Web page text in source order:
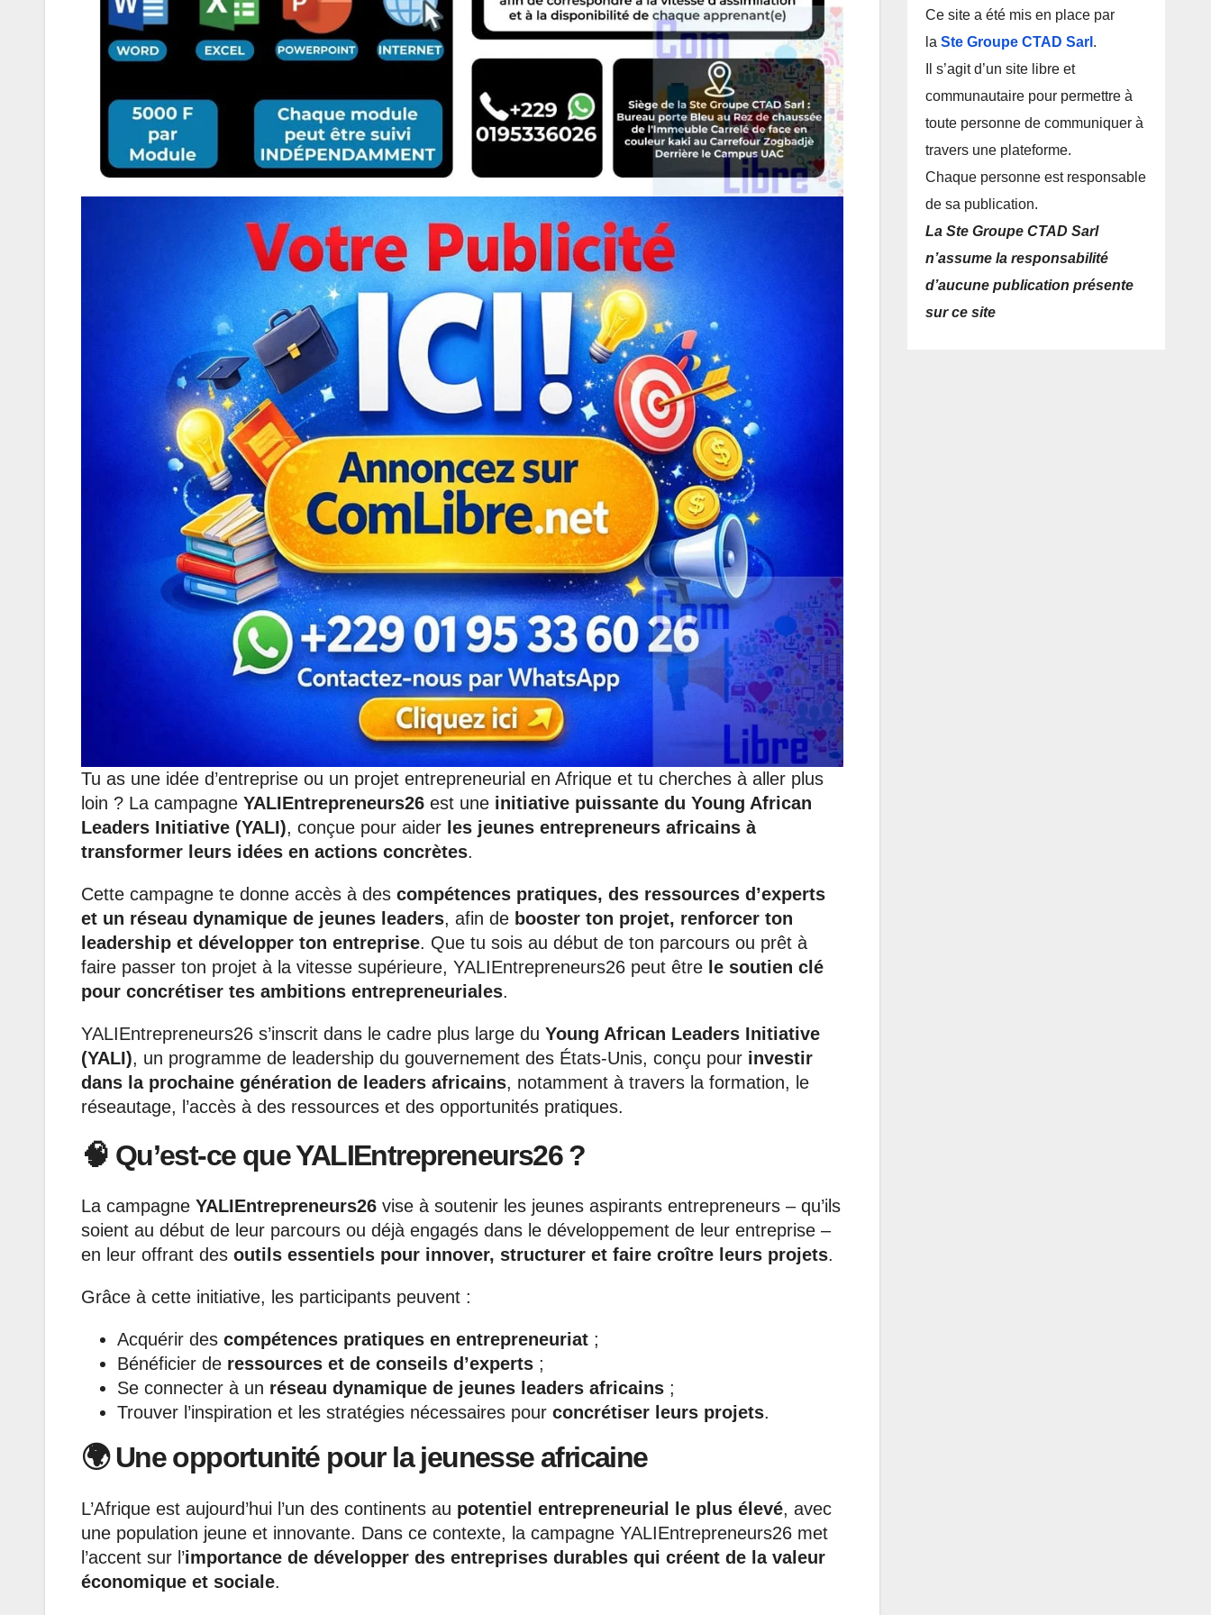
Tu as une idée d’entreprise ou un projet entrepreneurial en Afrique et tu cherches à aller plus
loin ? La campagne YALIEntrepreneurs26 est une initiative puissante du Young African
Leaders Initiative (YALI), conçue pour aider les jeunes entrepreneurs africains à
transformer leurs idées en actions concrètes.
Cette campagne te donne accès à des compétences pratiques, des ressources d’experts
et un réseau dynamique de jeunes leaders, afin de booster ton projet, renforcer ton
leadership et développer ton entreprise. Que tu sois au début de ton parcours ou prêt à
faire passer ton projet à la vitesse supérieure, YALIEntrepreneurs26 peut être le soutien clé
pour concrétiser tes ambitions entrepreneuriales.
YALIEntrepreneurs26 s’inscrit dans le cadre plus large du Young African Leaders Initiative
(YALI), un programme de leadership du gouvernement des États-Unis, conçu pour investir
dans la prochaine génération de leaders africains, notamment à travers la formation, le
réseautage, l’accès à des ressources et des opportunités pratiques.
🧠 Qu’est-ce que YALIEntrepreneurs26 ?
La campagne YALIEntrepreneurs26 vise à soutenir les jeunes aspirants entrepreneurs – qu’ils
soient au début de leur parcours ou déjà engagés dans le développement de leur entreprise –
en leur offrant des outils essentiels pour innover, structurer et faire croître leurs projets.
Grâce à cette initiative, les participants peuvent :
Acquérir des compétences pratiques en entrepreneuriat ;
Bénéficier de ressources et de conseils d’experts ;
Se connecter à un réseau dynamique de jeunes leaders africains ;
Trouver l’inspiration et les stratégies nécessaires pour concrétiser leurs projets.
🌍 Une opportunité pour la jeunesse africaine
L’Afrique est aujourd’hui l’un des continents au potentiel entrepreneurial le plus élevé, avec
une population jeune et innovante. Dans ce contexte, la campagne YALIEntrepreneurs26 met
l’accent sur l’importance de développer des entreprises durables qui créent de la valeur
économique et sociale.
Ce site a été mis en place par
la Ste Groupe CTAD Sarl .
Il s’agit d’un site libre et
communautaire pour permettre à
toute personne de communiquer à
travers une plateforme.
Chaque personne est responsable
de sa publication.
La Ste Groupe CTAD Sarl
n’assume la responsabilité
d’aucune publication présente
sur ce site